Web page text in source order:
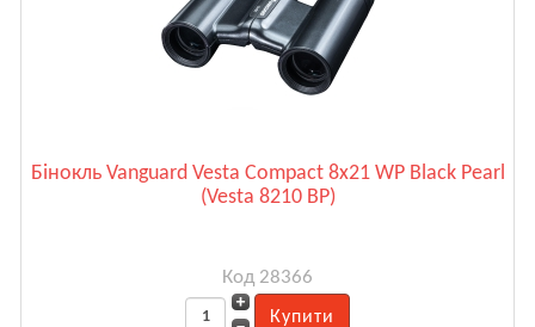
Бінокль Vanguard Vesta Compact 8x21 WP Black Pearl
(Vesta 8210 BP)
Код 28366